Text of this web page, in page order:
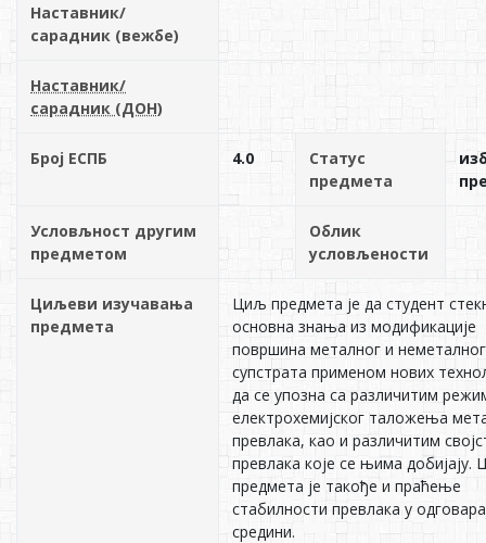
Наставник/
сарадник (вежбе)
Наставник/
сарадник (ДОН)
Број ЕСПБ 4.0
Статус
предмета
Условљност другим
предметом
Облик
условљености
Циљеви изучавања
предмета
Циљ предмета је да студент
основна знања из модификације
површина металног и неметалног
супстрата применом нових
да се упозна са различитим
електрохемијског таложења
превлака, као и различитим
превлака које се њима добијају.
предмета је такође и праћење
стабилности превлака у
средини.